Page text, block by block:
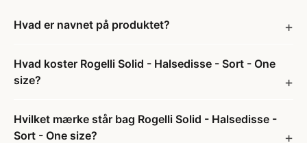
Hvad er navnet på produktet?
Hvad koster Rogelli Solid - Halsedisse - Sort - One
size?
Hvilket mærke står bag Rogelli Solid - Halsedisse -
Sort - One size?